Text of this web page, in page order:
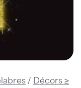
/ Décors ≥